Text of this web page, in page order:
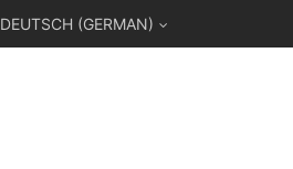
DEUTSCH (GERMAN)